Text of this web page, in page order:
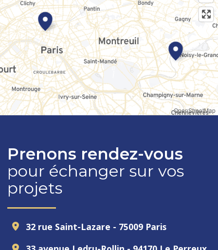
Prenons rendez-vous
pour échanger sur vos
projets
32 rue Saint-Lazare - 75009 Paris
OpenStreetMap